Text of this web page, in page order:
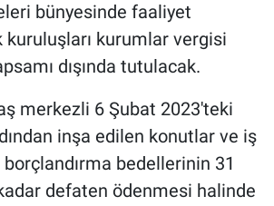
bünyesinde faaliyet
kuruluşları kurumlar vergisi
dışında tutulacak.
merkezli 6 Şubat 2023'teki
inşa edilen konutlar ve iş
bedellerinin 31
defaten ödenmesi halinde